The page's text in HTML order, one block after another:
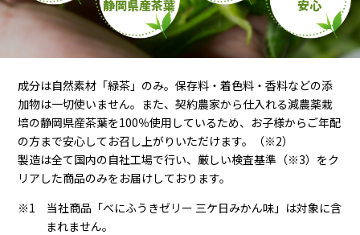
成分は自然素材「緑茶」のみ。保存料・着色料・香料などの添
加物は一切使いません。また、契約農家から仕入れる減農薬栽
培の静岡県産茶葉を100％使用しているため、お子様からご年配
の方まで安心してお召し上がりいただけます。（※2）
製造は全て国内の自社工場で行い、厳しい検査基準（※3）をク
リアした商品のみをお届けしております。
※1 当社商品「べにふうきゼリー 三ケ日みかん味」は対象に含
まれません。